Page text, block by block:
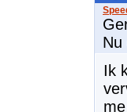
Nu
Ik